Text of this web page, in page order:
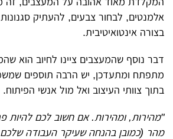
אלמנטים, לבחור צבעים, להעתיק
בצורה אינטואיטיבית.
דבר נוסף שהמעצבים ציינו לחיוב הוא
מתפתח ומתעדכן, יש הרבה תוספים
בתוך צוותי העיצוב ואל מול אנשי הפיתוח.
"מהירות, ומהירות. אם חשוב לכם להיות
מהר (כמובן בהנחה שעיקר העבודה